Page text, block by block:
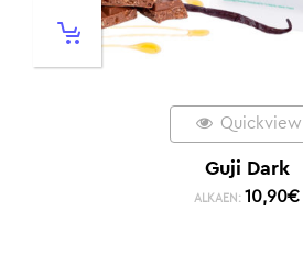
Quickview
Guji Dark
ALKAEN: 10,90€